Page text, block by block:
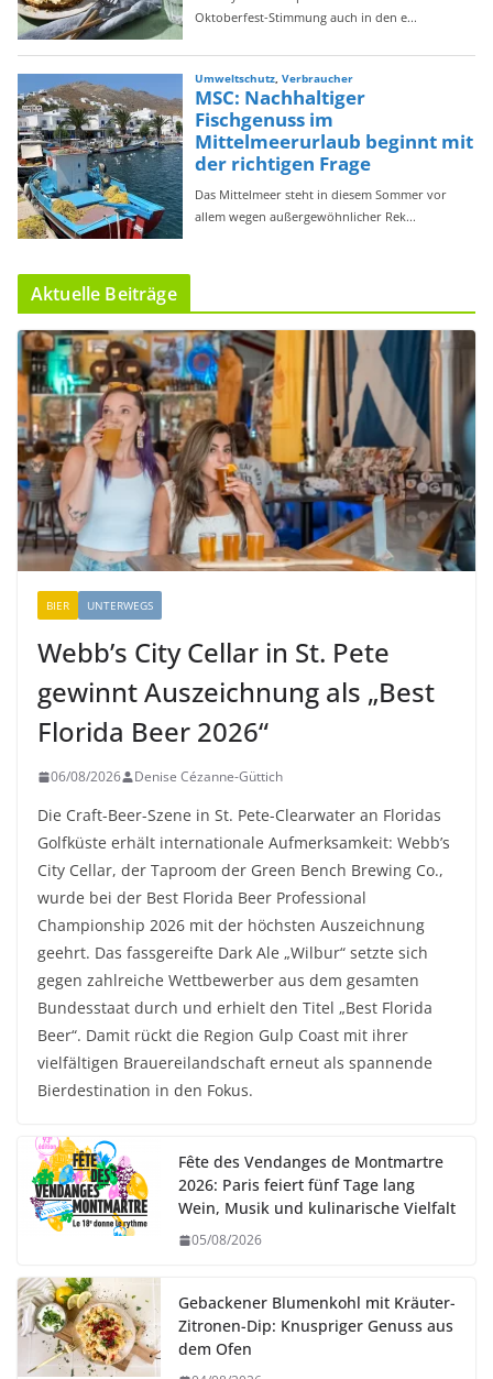
Aktuelle Beiträge
BIER UNTERWEGS
Webb’s City Cellar in St. Pete
gewinnt Auszeichnung als „Best
Florida Beer 2026“
06/08/2026 Denise Cézanne-Güttich
Die Craft-Beer-Szene in St. Pete-Clearwater an Floridas
Golfküste erhält internationale Aufmerksamkeit: Webb’s
City Cellar, der Taproom der Green Bench Brewing Co.,
wurde bei der Best Florida Beer Professional
Championship 2026 mit der höchsten Auszeichnung
geehrt. Das fassgereifte Dark Ale „Wilbur“ setzte sich
gegen zahlreiche Wettbewerber aus dem gesamten
Bundesstaat durch und erhielt den Titel „Best Florida
Beer“. Damit rückt die Region Gulp Coast mit ihrer
vielfältigen Brauereilandschaft erneut als spannende
Bierdestination in den Fokus.
Fête des Vendanges de Montmartre
2026: Paris feiert fünf Tage lang
Wein, Musik und kulinarische Vielfalt
05/08/2026
Gebackener Blumenkohl mit Kräuter-
Zitronen-Dip: Knuspriger Genuss aus
dem Ofen